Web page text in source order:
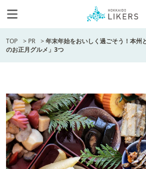
TOP > PR >年末年始をおいしく過ごそう！本州
のお正月グルメ」3つ